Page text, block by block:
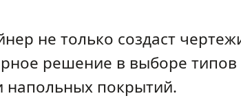
не только создаст
решение в выборе
напольных покрытий.